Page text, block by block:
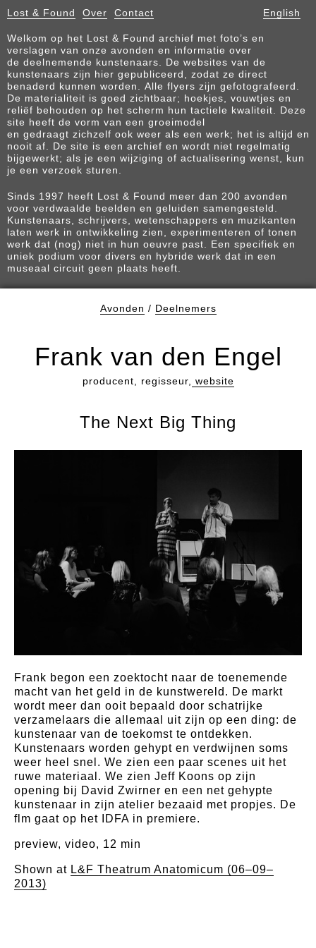
Lost & Found Over Contact English
Welkom op het Lost & Found archief met foto’s en
verslagen van onze avonden en informatie over
de deelnemende kunstenaars. De websites van de
kunstenaars zijn hier gepubliceerd, zodat ze direct
benaderd kunnen worden. Alle flyers zijn gefotografeerd.
De materialiteit is goed zichtbaar; hoekjes, vouwtjes en
reliëf behouden op het scherm hun tactiele kwaliteit. Deze
site heeft de vorm van een groeimodel
en gedraagt zichzelf ook weer als een werk; het is altijd en
nooit af. De site is een archief en wordt niet regelmatig
bijgewerkt; als je een wijziging of actualisering wenst, kun
je een verzoek sturen.
Sinds 1997 heeft Lost & Found meer dan 200 avonden
voor verdwaalde beelden en geluiden samengesteld.
Kunstenaars, schrijvers, wetenschappers en muzikanten
laten werk in ontwikkeling zien, experimenteren of tonen
werk dat (nog) niet in hun oeuvre past. Een specifiek en
uniek podium voor divers en hybride werk dat in een
museaal circuit geen plaats heeft.
Avonden / Deelnemers
Frank van den Engel
producent, regisseur, website
The Next Big Thing
Frank begon een zoektocht naar de toenemende
macht van het geld in de kunstwereld. De markt
wordt meer dan ooit bepaald door schatrijke
verzamelaars die allemaal uit zijn op een ding: de
kunstenaar van de toekomst te ontdekken.
Kunstenaars worden gehypt en verdwijnen soms
weer heel snel. We zien een paar scenes uit het
ruwe materiaal. We zien Jeff Koons op zijn
opening bij David Zwirner en een net gehypte
kunstenaar in zijn atelier bezaaid met propjes. De
flm gaat op het IDFA in premiere.
preview, video, 12 min
Shown at L&F Theatrum Anatomicum (06–09–
2013)